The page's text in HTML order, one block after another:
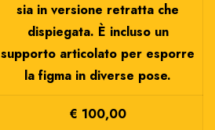
sia in versione retratta che
dispiegata. È incluso un
supporto articolato per esporre
la figma in diverse pose.
€ 100,00